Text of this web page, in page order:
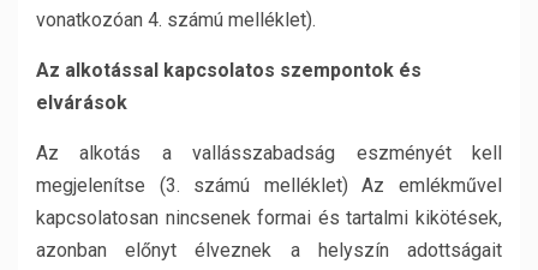
vonatkozóan 4. számú melléklet).
Az alkotással kapcsolatos szempontok és
elvárások
Az alkotás a vallásszabadság eszményét kell
megjelenítse (3. számú melléklet) Az emlékművel
kapcsolatosan nincsenek formai és tartalmi kikötések,
azonban előnyt élveznek a helyszín adottságait